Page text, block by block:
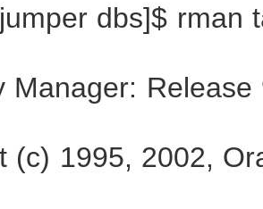
dbs]$ rman
Manager:
(c) 1995, 2002,